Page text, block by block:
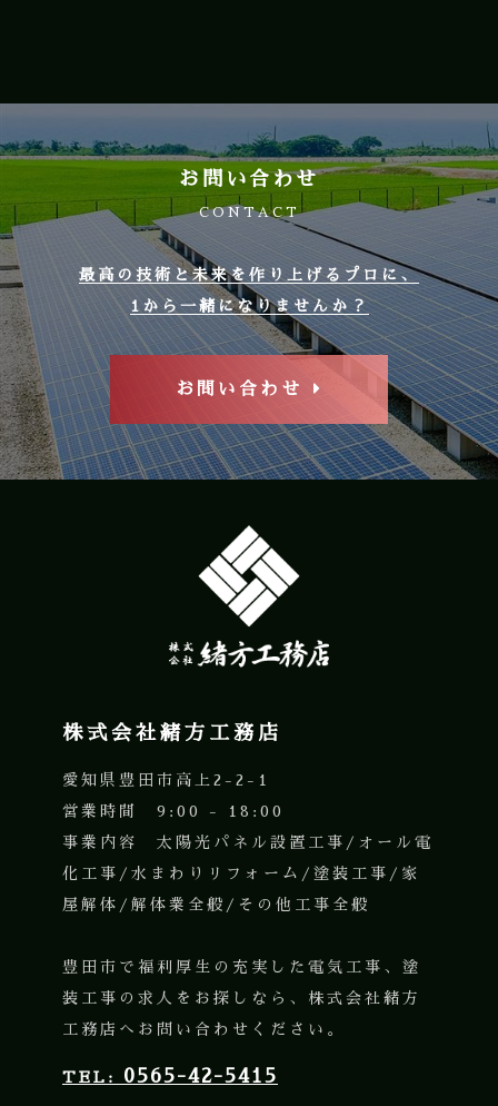
お問い合わせ
CONTACT
最高の技術と未来を作り上げるプロに、
1から一緒になりませんか？
お問い合わせ
株式会社緒方工務店
愛知県豊田市高上2-2-1
営業時間 9:00 - 18:00
事業内容 太陽光パネル設置工事/オール電
化工事/水まわりリフォーム/塗装工事/家
屋解体/解体業全般/その他工事全般
豊田市で福利厚生の充実した電気工事、塗
装工事の求人をお探しなら、株式会社緒方
工務店へお問い合わせください。
TEL: 0565-42-5415